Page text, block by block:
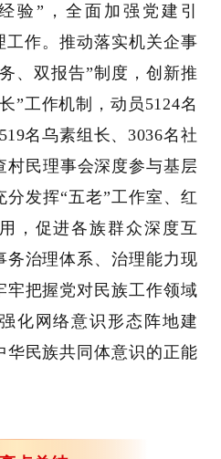
验”，全面加强党建引
工作。推动落实机关企事
、双报告”制度，创新推
”工作机制，动员5124名
名乌素组长、3036名社
村民理事会深度参与基层
发挥“五老”工作室、红
，促进各族群众深度互
务治理体系、治理能力现
牢把握党对民族工作领域
化网络意识形态阵地建
华民族共同体意识的正能